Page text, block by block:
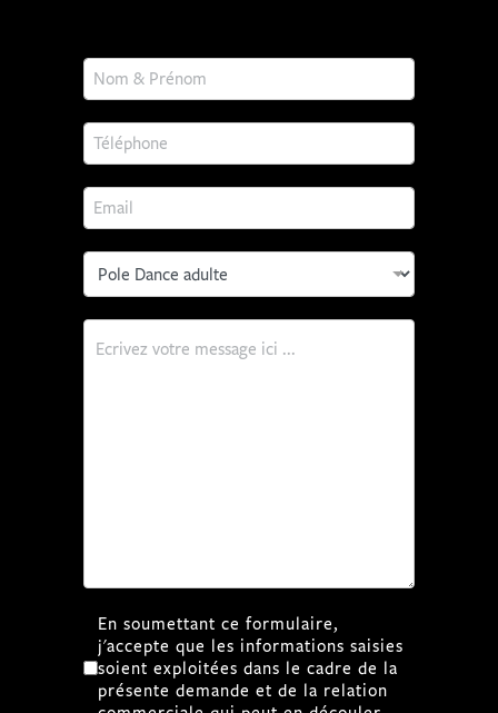
RGPD*
En soumettant ce formulaire,
j'accepte que les informations saisies
soient exploitées dans le cadre de la
présente demande et de la relation